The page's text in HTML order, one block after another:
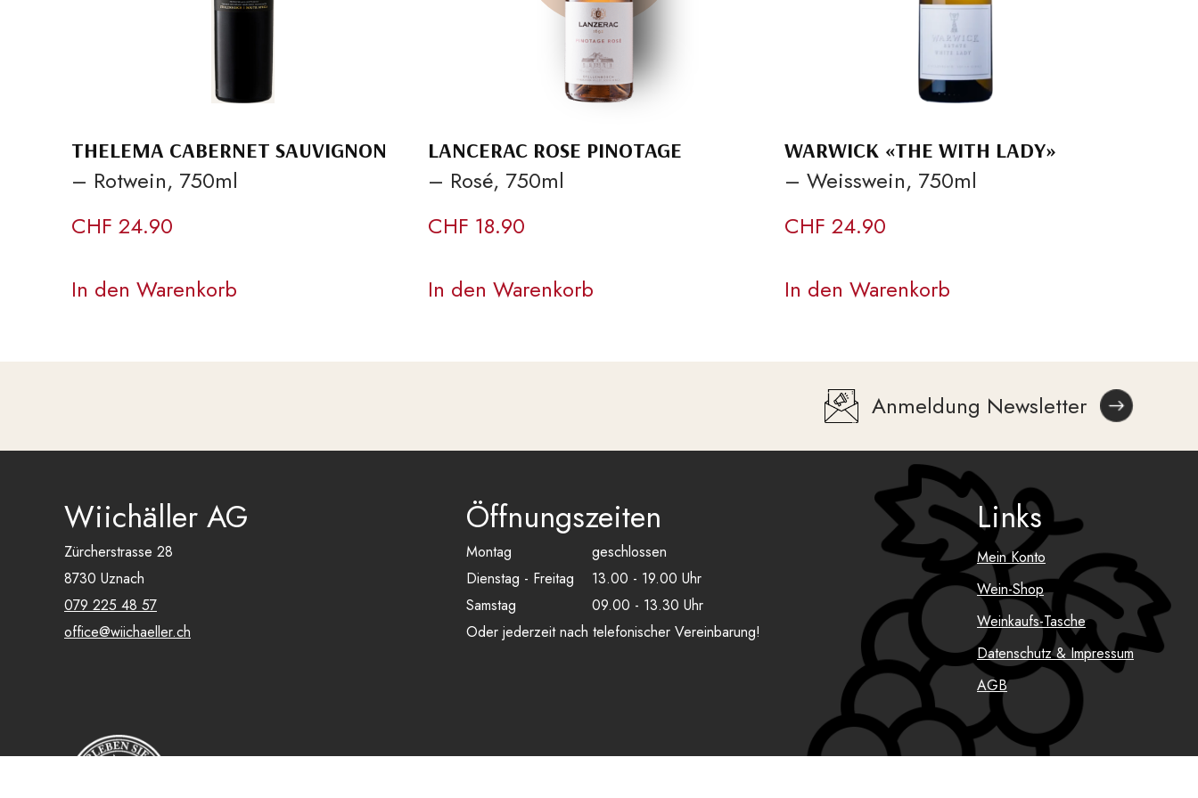
THELEMA CABERNET SAUVIGNON
– Rotwein, 750ml
CHF 24.90
In den Warenkorb
LANCERAC ROSE PINOTAGE
– Rosé, 750ml
CHF 18.90
In den Warenkorb
WARWICK «THE WITH LADY»
– Weisswein, 750ml
CHF 24.90
In den Warenkorb
Anmeldung Newsletter
Wiichäller AG
Zürcherstrasse 28
8730 Uznach
079 225 48 57
office@wiichaeller.ch
Öffnungszeiten
Montag
geschlossen
Dienstag - Freitag
13.00 - 19.00 Uhr
Samstag
09.00 - 13.30 Uhr
Oder jederzeit nach telefonischer Vereinbarung!
Links
Mein Konto
Wein-Shop
Weinkaufs-Tasche
Datenschutz & Impressum
AGB